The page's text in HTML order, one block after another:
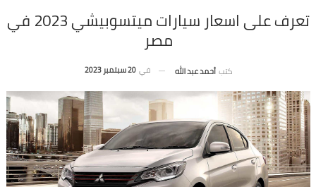
تعرف على اسعار سيارات ميتسوبيشي 2023 في
مصر
كتب أحمد عبد الله في 20 سبتمبر 2023